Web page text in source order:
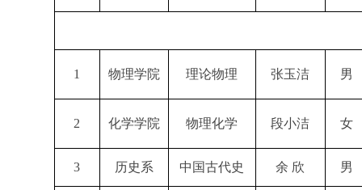
1 物理学院 理论物理 张玉洁 男
2 化学学院 物理化学 段小洁 女
3 历史系 中国古代史 余 欣 男